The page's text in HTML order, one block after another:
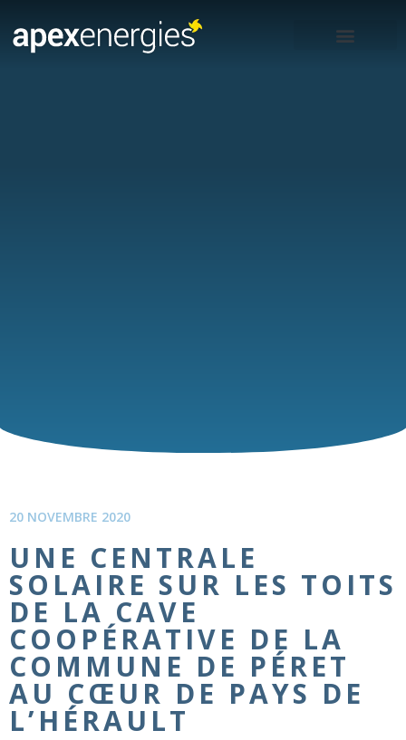
20 NOVEMBRE 2020
UNE CENTRALE
SOLAIRE SUR LES TOITS
DE LA CAVE
COOPÉRATIVE DE LA
COMMUNE DE PÉRET
AU CŒUR DE PAYS DE
L’HÉRAULT